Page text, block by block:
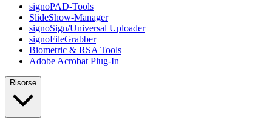
signoPAD-Tools
SlideShow-Manager
signoSign/Universal Uploader
signoFileGrabber
Biometric & RSA Tools
Adobe Acrobat Plug-In
Risorse